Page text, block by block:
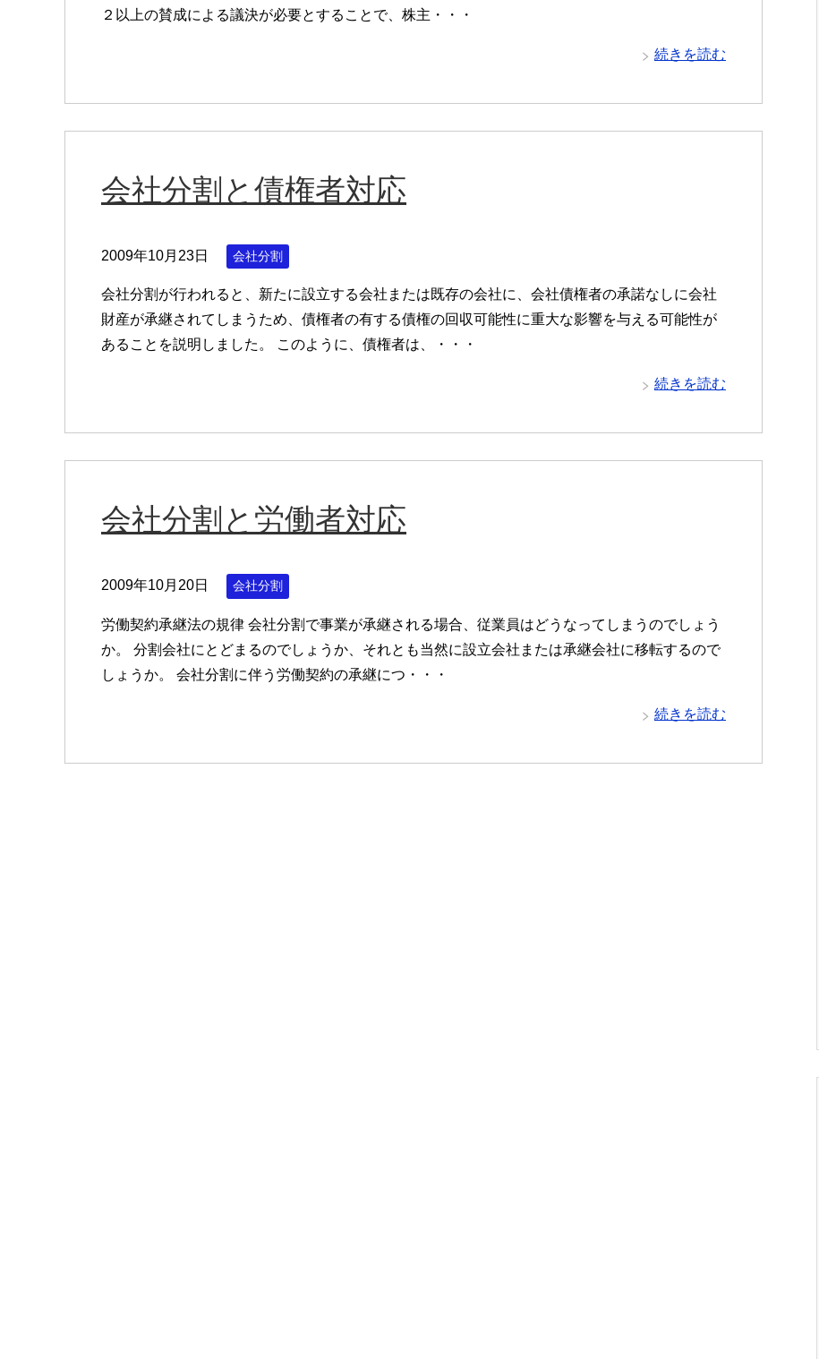
２以上の賛成による議決が必要とすることで、株主・・・
続きを読む
会社分割と債権者対応
2009年10月23日 会社分割
会社分割が行われると、新たに設立する会社または既存の会社に、会社債権者の承諾なしに会社
財産が承継されてしまうため、債権者の有する債権の回収可能性に重大な影響を与える可能性が
あることを説明しました。 このように、債権者は、・・・
続きを読む
会社分割と労働者対応
2009年10月20日 会社分割
労働契約承継法の規律 会社分割で事業が承継される場合、従業員はどうなってしまうのでしょう
か。 分割会社にとどまるのでしょうか、それとも当然に設立会社または承継会社に移転するので
しょうか。 会社分割に伴う労働契約の承継につ・・・
続きを読む